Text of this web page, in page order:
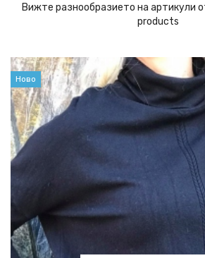
Вижте разнообразието на артикули
products
Ново